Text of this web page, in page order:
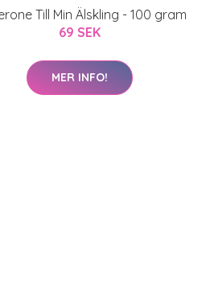
Till Min Älskling - 100 gram
69 SEK
MER INFO!